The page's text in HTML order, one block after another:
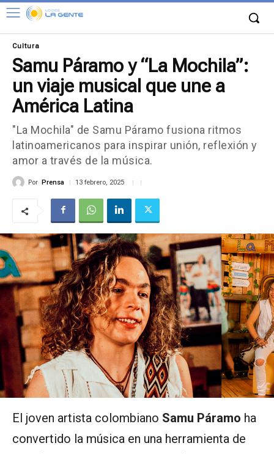
Cultura
Samu Páramo y “La Mochila”:
un viaje musical que une a
América Latina
"La Mochila" de Samu Páramo fusiona ritmos
latinoamericanos para inspirar unión, reflexión y
amor a través de la música.
Por Prensa 13 febrero, 2025
El joven artista colombiano Samu Páramo ha
convertido la música en una herramienta de